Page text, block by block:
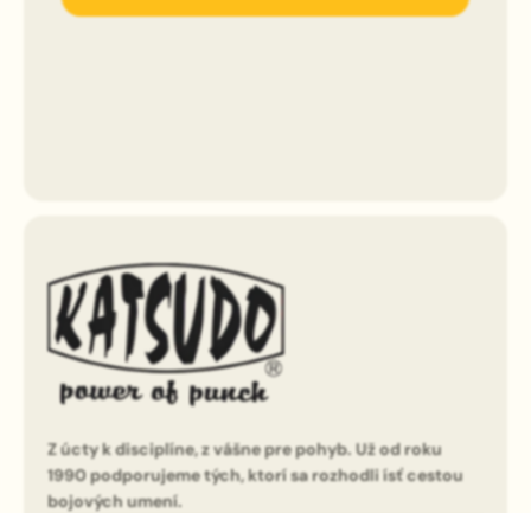
Z úcty k disciplíne, z vášne pre pohyb. Už od roku
1990 podporujeme tých, ktorí sa rozhodli ísť cestou
bojových umení.